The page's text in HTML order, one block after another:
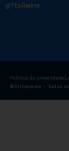
gifts4wine
Política de privacidade
© Enterprom – Todos